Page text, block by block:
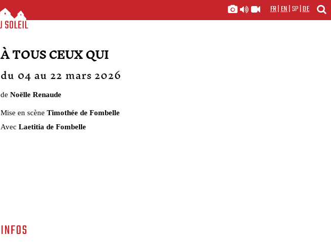
FR|EN|SP|DE
À TOUS CEUX QUI
du 04 au 22 mars 2026
de Noëlle Renaude
Mise en scène Timothée de Fombelle
Avec Laetitia de Fombelle
INFOS